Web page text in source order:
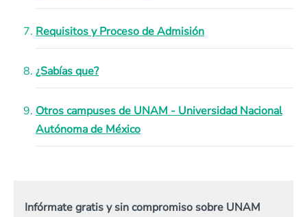
Requisitos y Proceso de Admisión
¿Sabías que?
Otros campuses de UNAM - Universidad Nacional
Autónoma de México
Infórmate gratis y sin compromiso sobre UNAM